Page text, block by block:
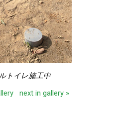
トイレ施工中
next in gallery »